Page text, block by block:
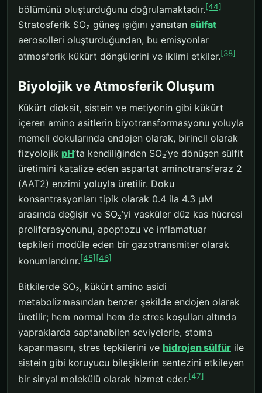
bölümünü oluşturduğunu doğrulamaktadır.[44]
Stratosferik SO₂ güneş ışığını yansıtan sülfat
aerosolleri oluşturduğundan, bu emisyonlar
atmosferik kükürt döngülerini ve iklimi etkiler.[38]
Biyolojik ve Atmosferik Oluşum
Kükürt dioksit, sistein ve metiyonin gibi kükürt
içeren amino asitlerin biyotransformasyonu yoluyla
memeli dokularında endojen olarak, birincil olarak
fizyolojik pH’ta kendiliğinden SO₂’ye dönüşen sülfit
üretimini katalize eden aspartat aminotransferaz 2
(AAT2) enzimi yoluyla üretilir. Doku
konsantrasyonları tipik olarak 0.4 ila 4.3 μM
arasında değişir ve SO₂’yi vasküler düz kas hücresi
proliferasyonunu, apoptozu ve inflamatuar
tepkileri modüle eden bir gazotransmiter olarak
konumlandırır.[45] [46]
Bitkilerde SO₂, kükürt amino asidi
metabolizmasından benzer şekilde endojen olarak
üretilir; hem normal hem de stres koşulları altında
yapraklarda saptanabilen seviyelerle, stoma
kapanmasını, stres tepkilerini ve hidrojen sülfür ile
sistein gibi koruyucu bileşiklerin sentezini etkileyen
bir sinyal molekülü olarak hizmet eder.[47]